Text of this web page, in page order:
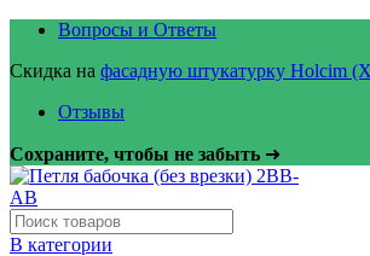
Вопросы и Ответы
Скидка на фасадную штукатурку Holcim
Отзывы
Сохраните, чтобы не забыть ➜
В категории